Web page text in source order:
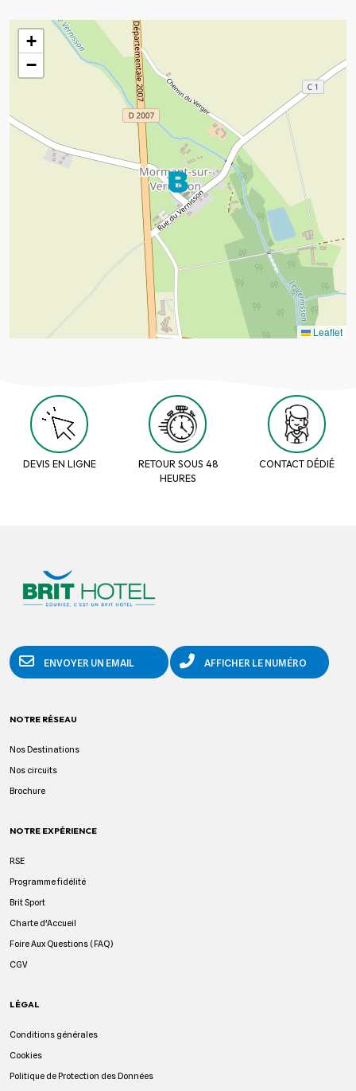
+
−
Leaflet
DEVIS EN LIGNE
RETOUR SOUS 48
HEURES
CONTACT DÉDIÉ
ENVOYER UN EMAIL AFFICHER LE NUMÉRO
NOTRE RÉSEAU
Nos Destinations
Nos circuits
Brochure
NOTRE EXPÉRIENCE
RSE
Programme fidélité
Brit Sport
Charte d'Accueil
Foire Aux Questions (FAQ)
CGV
LÉGAL
Conditions générales
Cookies
Politique de Protection des Données